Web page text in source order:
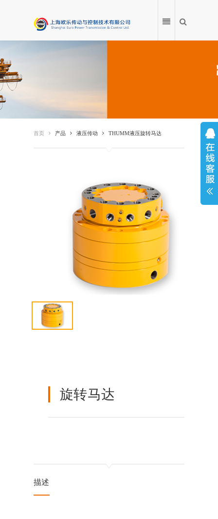
应用案例
服务中心
联系我们
ENGLISH
首页 产品 液压传动 THUMM液压旋转马达
旋转马达
描述